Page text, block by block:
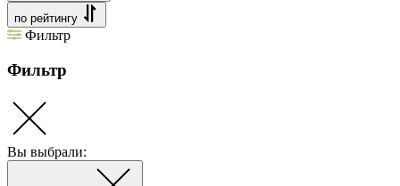
по рейтингу
Фильтр
Фильтр
Вы выбрали: